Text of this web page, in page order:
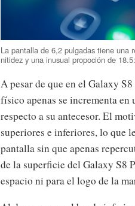
La pantalla de 6,2 pulgadas tiene una
nitidez y una inusual propoción de
A pesar de que en el Galaxy
físico apenas se incrementa
respecto a su antecesor. El
superiores e inferiores, lo que
pantalla sin que apenas
de la superficie del Galaxy S8
espacio ni para el logo de la